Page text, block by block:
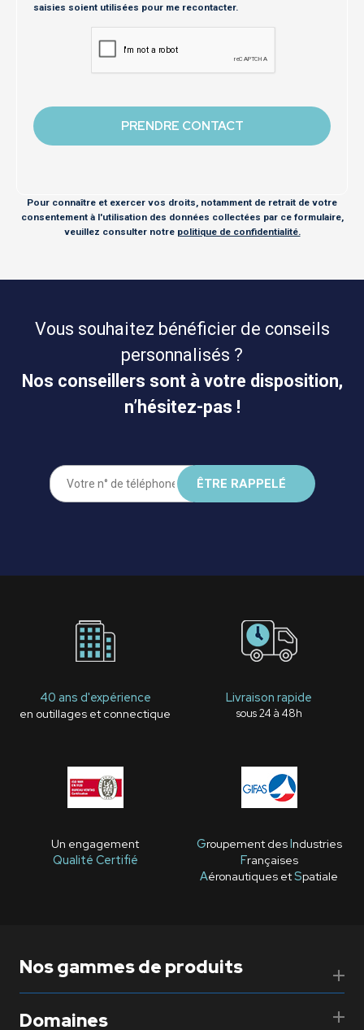
saisies soient utilisées pour me recontacter.
Pour connaître et exercer vos droits, notamment de retrait de votre
consentement à l'utilisation des données collectées par ce formulaire,
veuillez consulter notre politique de confidentialité.
Vous souhaitez bénéficier de conseils
personnalisés ?
Nos conseillers sont à votre disposition,
n’hésitez-pas !
40 ans d'expérience
en outillages et connectique
Livraison rapide
sous 24 à 48h
Un engagement
Qualité Certifié
Groupement desIndustries
Françaises
Aéronautiques etSpatiale
Nos gammes de produits
Domaines